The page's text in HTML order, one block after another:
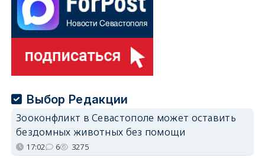
Выбор Редакции
Зооконфликт в Севастополе может оставить
бездомных животных без помощи
17:02 6 3275